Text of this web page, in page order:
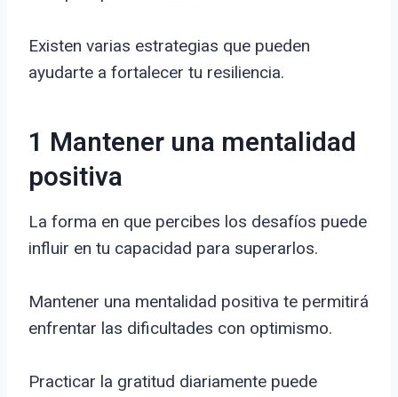
Existen varias estrategias que pueden
ayudarte a fortalecer tu resiliencia.
1 Mantener una mentalidad
positiva
La forma en que percibes los desafíos puede
influir en tu capacidad para superarlos.
Mantener una mentalidad positiva te permitirá
enfrentar las dificultades con optimismo.
Practicar la gratitud diariamente puede